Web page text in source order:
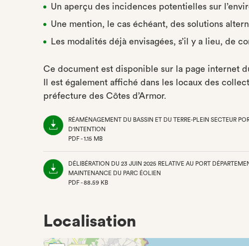
Un aperçu des incidences potentielles sur
Une mention, le cas échéant, des solutions
Les modalités déjà envisagées, s’il y a lieu, de
Ce document est disponible sur la page internet
Il est également affiché dans les locaux des
préfecture des Côtes d’Armor.
RÉAMÉNAGEMENT DU BASSIN ET DU TERRE-PLEIN SECTEUR
D'INTENTION
PDF - 1.15 MB
DÉLIBÉRATION DU 23 JUIN 2025 RELATIVE AU PORT
MAINTENANCE DU PARC ÉOLIEN
PDF - 88.59 KB
Localisation